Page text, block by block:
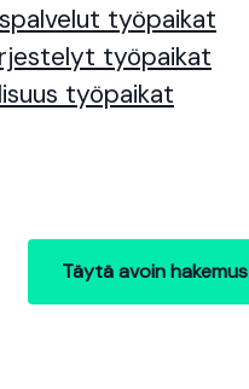
työpaikat
työpaikat
työpaikat
Täytä avoin hakemus